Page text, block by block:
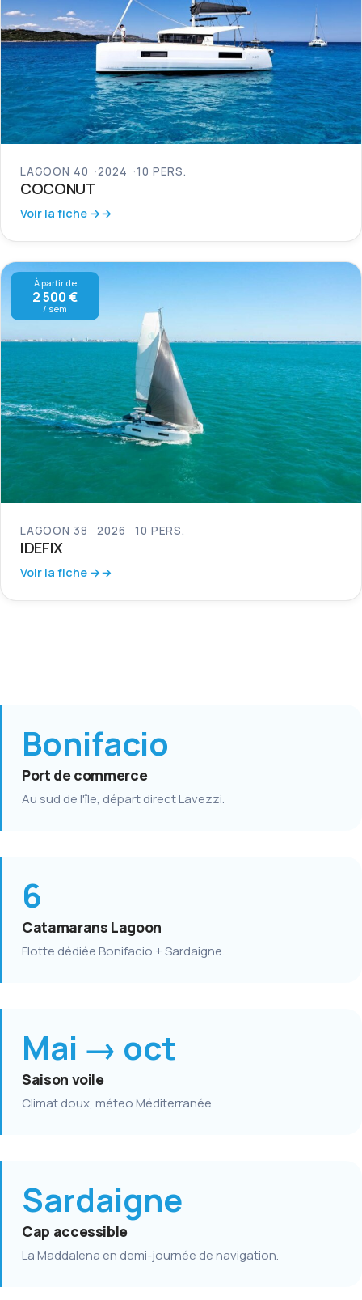
LAGOON 40 2024 10 PERS.
COCONUT
Voir la fiche →
À partir de
2 500 €
/ sem
LAGOON 38 2026 10 PERS.
IDEFIX
Voir la fiche →
Bonifacio
Port de commerce
Au sud de l'île, départ direct Lavezzi.
6
Catamarans Lagoon
Flotte dédiée Bonifacio + Sardaigne.
Mai → oct
Saison voile
Climat doux, méteo Méditerranée.
Sardaigne
Cap accessible
La Maddalena en demi-journée de navigation.